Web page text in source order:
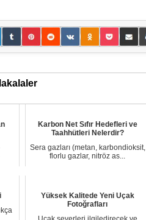
Karbon Net Sıfır Hedefleri ve
Taahhütleri Nelerdir?
Sera gazları (metan, karbondioksit,
florlu gazlar, nitröz as...
Yüksek Kalitede Yeni Uçak
Fotoğrafları